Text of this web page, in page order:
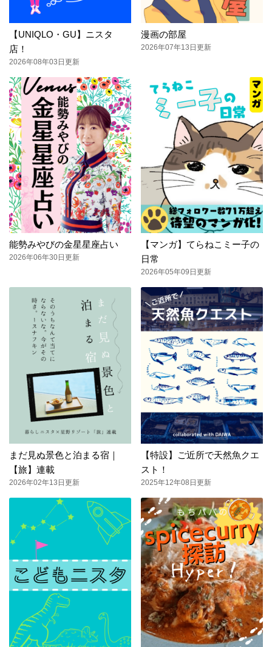
【UNIQLO・GU】ニスタ
店！
2026年08年03日更新
漫画の部屋
2026年07年13日更新
能勢みやびの金星星座占い
2026年06年30日更新
【マンガ】てらねこミー子の
日常
2026年05年09日更新
まだ見ぬ景色と泊まる宿｜
【旅】連載
2026年02年13日更新
【特設】ご近所で天然魚クエ
スト！
2025年12年08日更新